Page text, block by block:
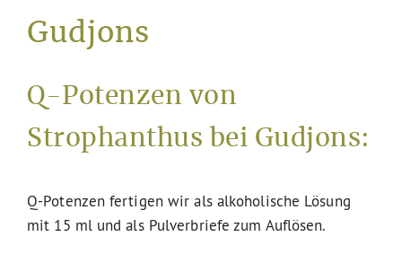
Gudjons
Q-Potenzen von
Strophanthus bei Gudjons:
Q-Potenzen fertigen wir als alkoholische Lösung
mit 15 ml und als Pulverbriefe zum Auflösen.